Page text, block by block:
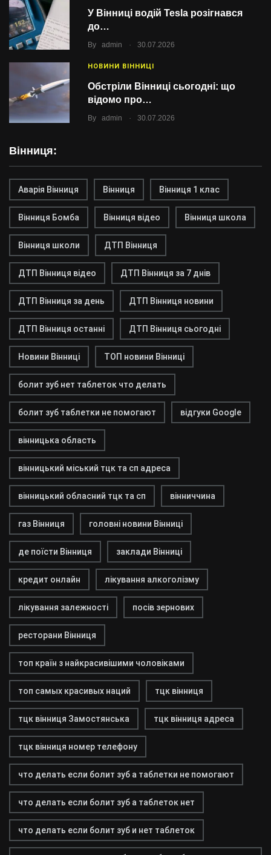
У Вінниці водій Tesla розігнався
до…
By admin . 30.07.2026
НОВИНИ ВІННИЦІ
Обстріли Вінниці сьогодні: що
відомо про…
By admin . 30.07.2026
Вінниця:
Аварія Вінниця Вінниця Вінниця 1 клас
Вінниця Бомба Вінниця відео Вінниця школа
Вінниця школи ДТП Вінниця
ДТП Вінниця відео ДТП Вінниця за 7 днів
ДТП Вінниця за день ДТП Вінниця новини
ДТП Вінниця останні ДТП Вінниця сьогодні
Новини Вінниці ТОП новини Вінниці
болит зуб нет таблеток что делать
болит зуб таблетки не помогают відгуки Google
вінницька область
вінницький міський тцк та сп адреса
вінницький обласний тцк та сп вінниччина
газ Вінниця головні новини Вінниці
де поїсти Вінниця заклади Вінниці
кредит онлайн лікування алкоголізму
лікування залежності посів зернових
ресторани Вінниця
топ країн з найкрасивішими чоловіками
топ самых красивых наций тцк вінниця
тцк вінниця Замостянська тцк вінниця адреса
тцк вінниця номер телефону
что делать если болит зуб а таблетки не помогают
что делать если болит зуб а таблеток нет
что делать если болит зуб и нет таблеток